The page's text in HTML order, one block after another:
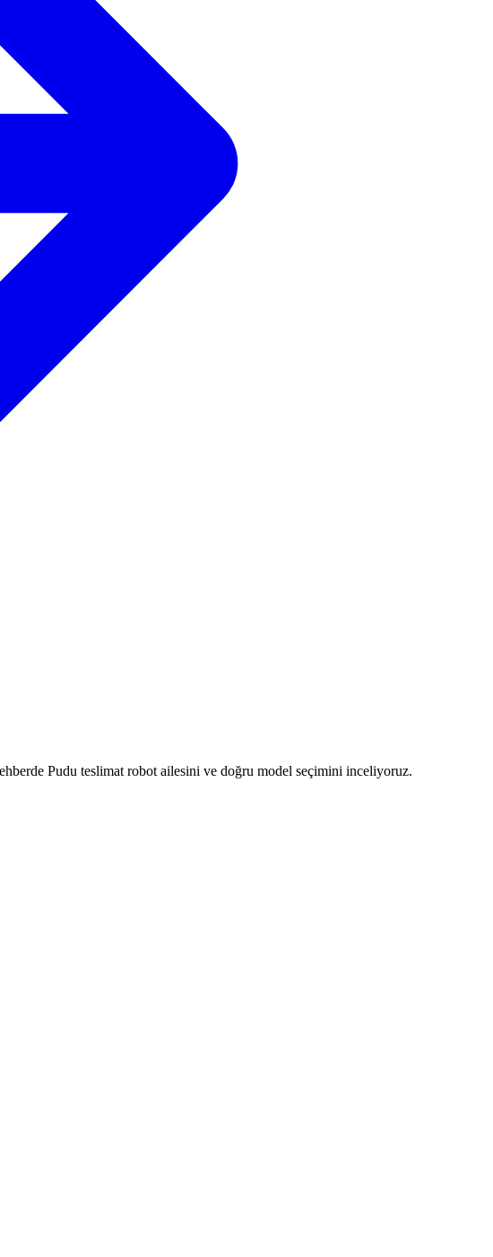
Pudu teslimat robot ailesini ve doğru model seçimini inceliyoruz.